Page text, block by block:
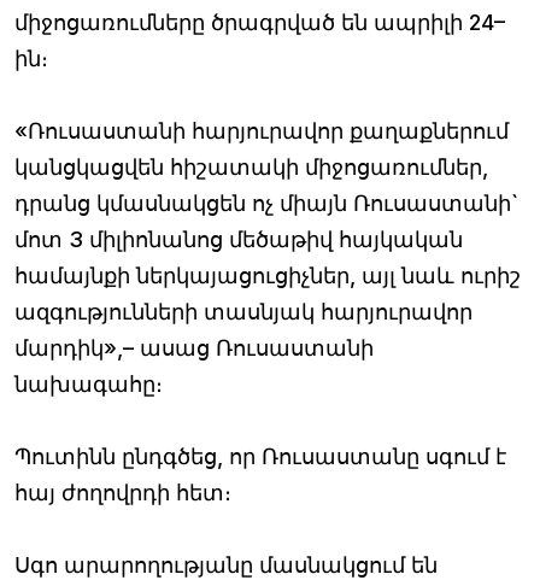
միջոցառումները ծրագրված են ապրիլի 24–
ին։
«Ռուսաստանի հարյուրավոր քաղաքներում
կանցկացվեն հիշատակի միջոցառումներ,
դրանց կմասնակցեն ոչ միայն Ռուսաստանի`
մոտ 3 միլիոնանոց մեծաթիվ հայկական
համայնքի ներկայացուցիչներ, այլ նաև ուրիշ
ազգությունների տասնյակ հարյուրավոր
մարդիկ»,– ասաց Ռուսաստանի
նախագահը։
Պուտինն ընդգծեց, որ Ռուսաստանը սգում է
հայ ժողովրդի հետ։
Սգո արարողությանը մասնակցում են